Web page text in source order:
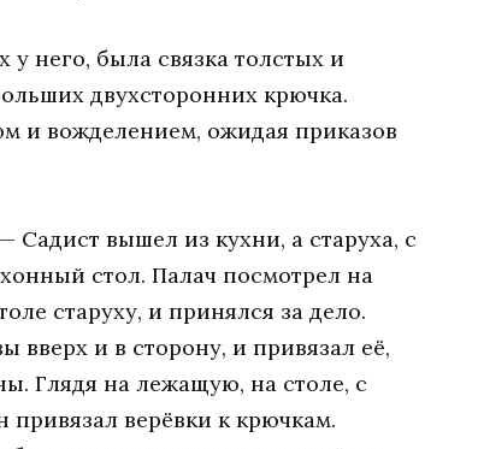
него, была связка толстых и
двухсторонних крючка.
и вожделением, ожидая приказов
Садист вышел из кухни, а старуха, с
стол. Палач посмотрел на
старуху, и принялся за дело.
вверх и в сторону, и привязал её,
Глядя на лежащую, на столе, с
верёвки к крючкам.